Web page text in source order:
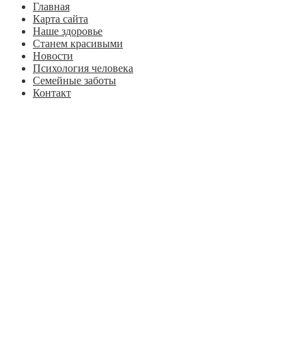
Главная
Карта сайта
Наше здоровье
Станем красивыми
Новости
Психология человека
Семейные заботы
Контакт